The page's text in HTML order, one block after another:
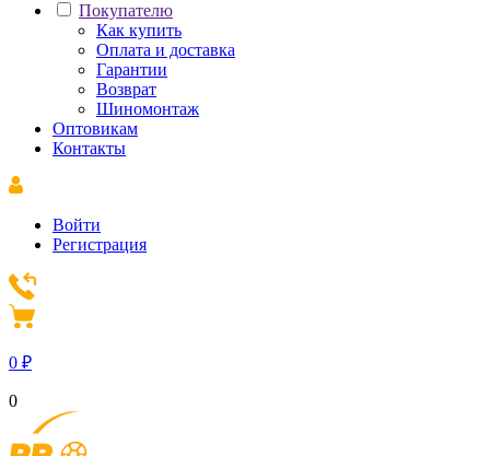
Покупателю
Как купить
Оплата и доставка
Гарантии
Возврат
Шиномонтаж
Оптовикам
Контакты
Войти
Регистрация
0 ₽
0